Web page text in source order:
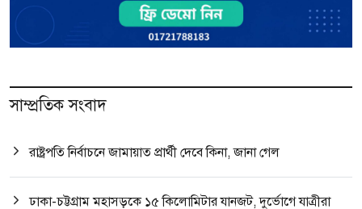
সাম্প্রতিক সংবাদ
রাষ্ট্রপতি নির্বাচনে জামায়াত প্রার্থী দেবে কিনা, জানা গেল
ঢাকা-চট্টগ্রাম মহাসড়কে ১৫ কিলোমিটার যানজট, দুর্ভোগে যাত্রীরা